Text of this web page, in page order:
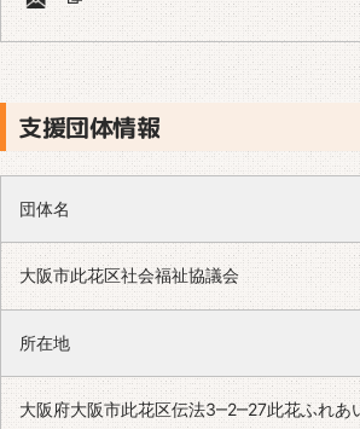
支援団体情報
団体名
大阪市此花区社会福祉協議会
所在地
大阪府大阪市此花区伝法3‒2‒27此花ふれあ